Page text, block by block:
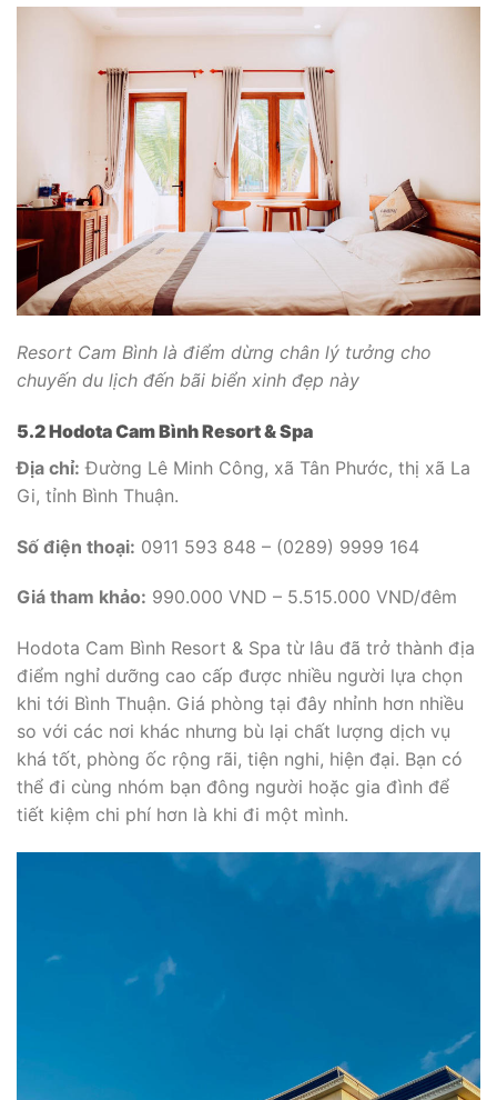
Resort Cam Bình là điểm dừng chân lý tưởng cho
chuyến du lịch đến bãi biển xinh đẹp này
5.2 Hodota Cam Bình Resort & Spa
Địa chỉ: Đường Lê Minh Công, xã Tân Phước, thị xã La
Gi, tỉnh Bình Thuận.
Số điện thoại: 0911 593 848 – (0289) 9999 164
Giá tham khảo: 990.000 VND – 5.515.000 VND/đêm
Hodota Cam Bình Resort & Spa từ lâu đã trở thành địa
điểm nghỉ dưỡng cao cấp được nhiều người lựa chọn
khi tới Bình Thuận. Giá phòng tại đây nhỉnh hơn nhiều
so với các nơi khác nhưng bù lại chất lượng dịch vụ
khá tốt, phòng ốc rộng rãi, tiện nghi, hiện đại. Bạn có
thể đi cùng nhóm bạn đông người hoặc gia đình để
tiết kiệm chi phí hơn là khi đi một mình.